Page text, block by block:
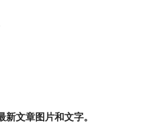
文章图片和文字。